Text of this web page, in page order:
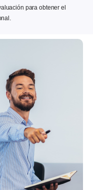
para obtener el